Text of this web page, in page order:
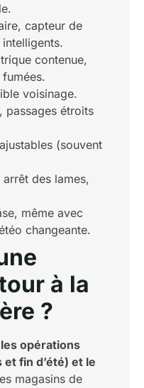
capteur de
contenue,
fumées.
voisinage.
passages étroits
(souvent
des lames,
même avec
changeante.
à la
?
opérations
fin d’été) et le
magasins de